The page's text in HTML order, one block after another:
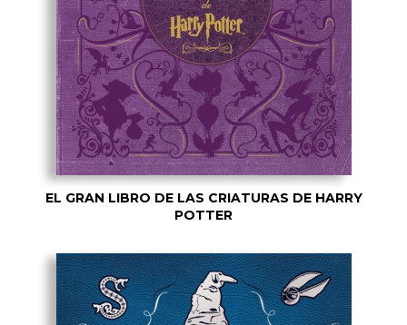
EL GRAN LIBRO DE LAS CRIATURAS DE HARRY
POTTER